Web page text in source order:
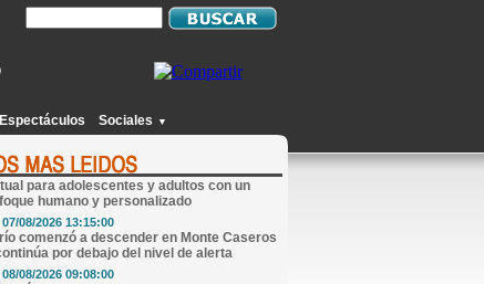
Espectáculos Sociales ▼
de fe en Paraje Ibicuy
07/08/2026 13:21:00
Soledad Serradori: atención psicológica
para adolescentes y adultos con un
humano y personalizado
07/08/2026 13:15:00
comenzó a descender en Monte Caseros
por debajo del nivel de alerta
08/08/2026 09:08:00
de Hoy